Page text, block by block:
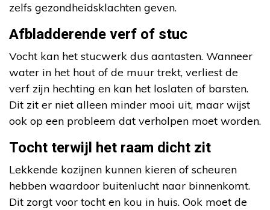
zelfs gezondheidsklachten geven.
Afbladderende verf of stuc
Vocht kan het stucwerk dus aantasten. Wanneer
water in het hout of de muur trekt, verliest de
verf zijn hechting en kan het loslaten of barsten.
Dit zit er niet alleen minder mooi uit, maar wijst
ook op een probleem dat verholpen moet worden.
Tocht terwijl het raam dicht zit
Lekkende kozijnen kunnen kieren of scheuren
hebben waardoor buitenlucht naar binnenkomt.
Dit zorgt voor tocht en kou in huis. Ook moet de